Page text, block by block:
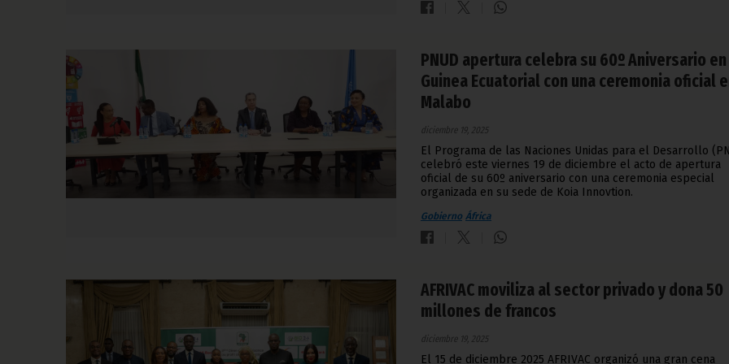
PNUD apertura celebra su 60º Aniversario en
Guinea Ecuatorial con una ceremonia oficial
Malabo
diciembre 19, 2025
El Programa de las Naciones Unidas para el Desarrollo
celebró este viernes 19 de diciembre el acto de apertura
oficial de su 60º aniversario con una ceremonia especial
organizada en su sede de Koia Innovtion.
Gobierno África
AFRIVAC moviliza al sector privado y dona 50
millones de francos
diciembre 19, 2025
El 15 de diciembre 2025 AFRIVAC organizó una gran cena